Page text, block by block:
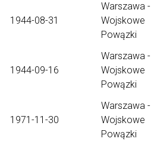
1944-08-31
Warszawa -
Wojskowe
Powązki
1944-09-16
Warszawa -
Wojskowe
Powązki
1971-11-30
Warszawa -
Wojskowe
Powązki